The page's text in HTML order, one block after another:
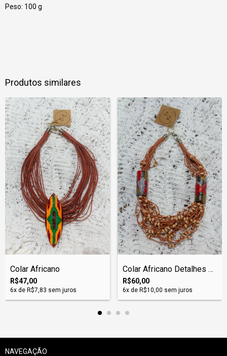
Peso: 100 g
Produtos similares
Colar Africano
R$47,00
6x de R$7,83 sem juros
Colar Africano Detalhes Brancos
R$60,00
6x de R$10,00 sem juros
NAVEGAÇÃO